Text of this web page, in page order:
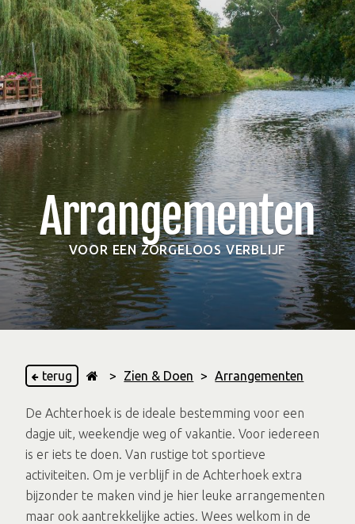
Arrangementen
VOOR EEN ZORGELOOS VERBLIJF
terug > Zien & Doen > Arrangementen
De Achterhoek is de ideale bestemming voor een
dagje uit, weekendje weg of vakantie. Voor iedereen
is er iets te doen. Van rustige tot sportieve
activiteiten. Om je verblijf in de Achterhoek extra
bijzonder te maken vind je hier leuke arrangementen
maar ook aantrekkelijke acties. Wees welkom in de